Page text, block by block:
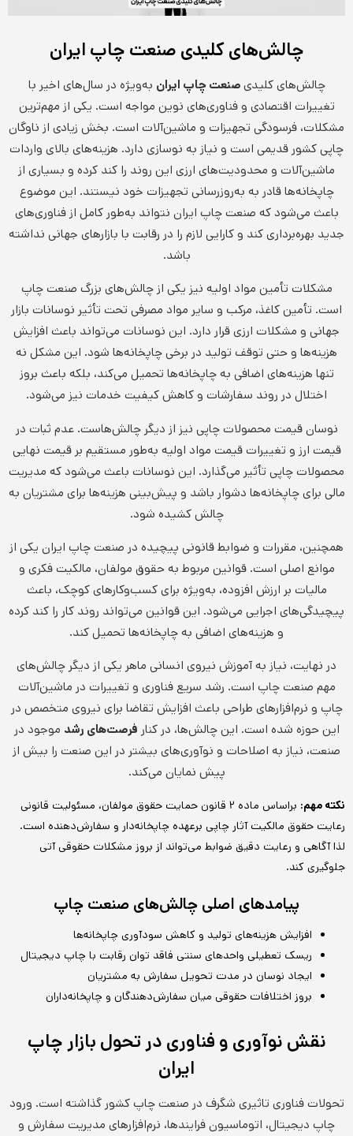
چالش‌های کلیدی صنعت چاپ ایران
چالش‌های کلیدیصنعت چاپ ایران به‌ویژه در سال‌های اخیر با
تغییرات اقتصادی و فناوری‌های نوین مواجه است. یکی از مهم‌ترین
مشکلات، فرسودگی تجهیزات و ماشین‌آلات است. بخش زیادی از ناوگان
چاپی کشور قدیمی است و نیاز به نوسازی دارد. هزینه‌های بالای واردات
ماشین‌آلات و محدودیت‌های ارزی این روند را کند کرده و بسیاری از
چاپخانه‌ها قادر به به‌روزرسانی تجهیزات خود نیستند. این موضوع
باعث می‌شود که صنعت چاپ ایران نتواند به‌طور کامل از فناوری‌های
جدید بهره‌برداری کند و کارایی لازم را در رقابت با بازارهای جهانی نداشته
باشد.
مشکلات تأمین مواد اولیه نیز یکی از چالش‌های بزرگ صنعت چاپ
است. تأمین کاغذ، مرکب و سایر مواد مصرفی تحت تأثیر نوسانات بازار
جهانی و مشکلات ارزی قرار دارد. این نوسانات می‌تواند باعث افزایش
هزینه‌ها و حتی توقف تولید در برخی چاپخانه‌ها شود. این مشکل نه
تنها هزینه‌های اضافی به چاپخانه‌ها تحمیل می‌کند، بلکه باعث بروز
اختلال در روند سفارشات و کاهش کیفیت خدمات نیز می‌شود.
نوسان قیمت محصولات چاپی نیز از دیگر چالش‌هاست. عدم ثبات در
قیمت ارز و تغییرات قیمت مواد اولیه به‌طور مستقیم بر قیمت نهایی
محصولات چاپی تأثیر می‌گذارد. این نوسانات باعث می‌شود که مدیریت
مالی برای چاپخانه‌ها دشوار باشد و پیش‌بینی هزینه‌ها برای مشتریان به
چالش کشیده شود.
همچنین، مقررات و ضوابط قانونی پیچیده در صنعت چاپ ایران یکی از
موانع اصلی است. قوانین مربوط به حقوق مولفان، مالکیت فکری و
مالیات بر ارزش افزوده، به‌ویژه برای کسب‌وکارهای کوچک، باعث
پیچیدگی‌های اجرایی می‌شود. این قوانین می‌تواند روند کار را کند کرده
و هزینه‌های اضافی به چاپخانه‌ها تحمیل کند.
در نهایت، نیاز به آموزش نیروی انسانی ماهر یکی از دیگر چالش‌های
مهم صنعت چاپ است. رشد سریع فناوری و تغییرات در ماشین‌آلات
چاپ و نرم‌افزارهای طراحی باعث افزایش تقاضا برای نیروی متخصص در
این حوزه شده است. این چالش‌ها، در کنار فرصت‌های رشد موجود در
صنعت، نیاز به اصلاحات و نوآوری‌های بیشتر در این صنعت را بیش از
پیش نمایان می‌کند.
نکته مهم:
براساس ماده ۲ قانون حمایت حقوق مولفان، مسئولیت قانونی
رعایت حقوق مالکیت آثار چاپی برعهده چاپخانه‌دار و سفارش‌دهنده است.
لذا آگاهی و رعایت دقیق ضوابط می‌تواند از بروز مشکلات حقوقی آتی
جلوگیری کند.
پیامدهای اصلی چالش‌های صنعت چاپ
افزایش هزینه‌های تولید و کاهش سودآوری چاپخانه‌ها
ریسک تعطیلی واحدهای سنتی فاقد توان رقابت با چاپ دیجیتال
ایجاد نوسان در مدت تحویل سفارش به مشتریان
بروز اختلافات حقوقی میان سفارش‌دهندگان و چاپخانه‌داران
نقش نوآوری و فناوری در تحول بازار چاپ
ایران
تحولات فناوری تاثیری شگرف در صنعت چاپ کشور گذاشته است. ورود
چاپ دیجیتال، اتوماسیون فرایندها، نرم‌افزارهای مدیریت سفارش و